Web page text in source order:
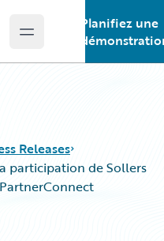
Open main menu
Planifiez une
Releases
participation de Sollers